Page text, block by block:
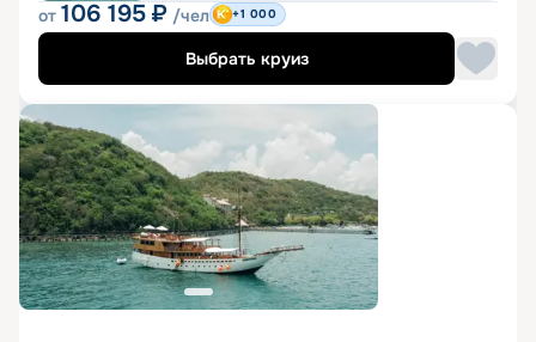
от 106 195 ₽ /чел +1 000
Выбрать круиз